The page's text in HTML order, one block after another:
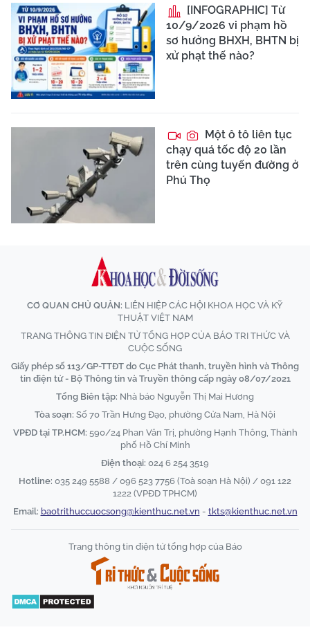
[INFOGRAPHIC] Từ
10/9/2026 vi phạm hồ
sơ hưởng BHXH, BHTN bị
xử phạt thế nào?
Một ô tô liên tục
chạy quá tốc độ 20 lần
trên cùng tuyến đường ở
Phú Thọ
CƠ QUAN CHỦ QUẢN: LIÊN HIỆP CÁC HỘI KHOA HỌC VÀ KỸ
THUẬT VIỆT NAM
TRANG THÔNG TIN ĐIỆN TỬ TỔNG HỢP CỦA BÁO TRI THỨC VÀ
CUỘC SỐNG
Giấy phép số 113/GP-TTĐT do Cục Phát thanh, truyền hình và Thông
tin điện tử - Bộ Thông tin và Truyền thông cấp ngày 08/07/2021
Tổng Biên tập: Nhà báo Nguyễn Thị Mai Hương
Tòa soạn: Số 70 Trần Hưng Đạo, phường Cửa Nam, Hà Nội
VPĐD tại TP.HCM: 590/24 Phan Văn Trị, phường Hạnh Thông, Thành
phố Hồ Chí Minh
Điện thoại: 024 6 254 3519
Hotline: 035 249 5588 / 096 523 7756 (Toà soạn Hà Nội) / 091 122
1222 (VPĐD TPHCM)
Email: baotrithuccuocsong@kienthuc.net.vn - tkts@kienthuc.net.vn
Trang thông tin điện tử tổng hợp của Báo